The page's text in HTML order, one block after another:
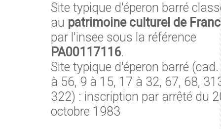
Site typique d'éperon barré
au patrimoine culturel de
par l'insee sous la référence
PA00117116.
Site typique d'éperon barré
à 56, 9 à 15, 17 à 32, 67, 68,
322) : inscription par arrêté du
octobre 1983